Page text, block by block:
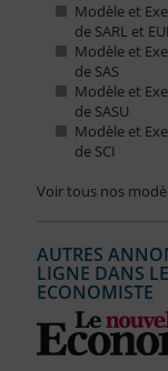
Modèle et
de SARL et
Modèle et
de SAS
Modèle et
de SASU
Modèle et
de SCI
Voir tous nos
AUTRES
LIGNE DANS
ECONOMISTE